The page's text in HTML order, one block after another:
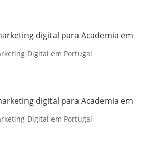
digital para Academia em
Digital em Portugal
digital para Academia em
Digital em Portugal